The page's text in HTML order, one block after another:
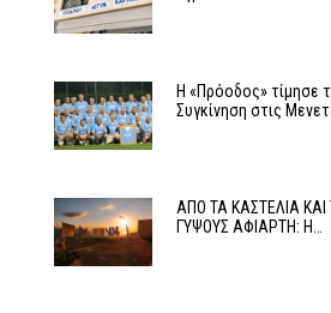
Η «Πρόοδος» τίμησε
Συγκίνηση στις
ΑΠΟ ΤΑ ΚΑΣΤΕΛΙΑ
ΓΥΨΟΥΣ ΑΦΙΑΡΤΗ: Η…